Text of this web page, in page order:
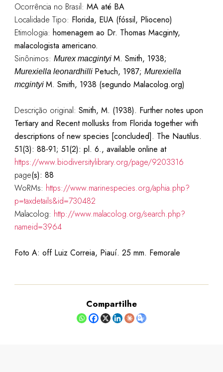
Ocorrência no Brasil: MA até BA
Localidade Tipo: Florida, EUA (fóssil, Plioceno)
Etimologia: homenagem ao Dr. Thomas Macginty,
malacologista americano.
Sinônimos: Murex macgintyi M. Smith, 1938;
Murexiella leonardhilli Petuch, 1987; Murexiella
mcgintyi M. Smith, 1938 (segundo Malacolog.org)
Descrição original: Smith, M. (1938). Further notes upon
Tertiary and Recent mollusks from Florida together with
descriptions of new species [concluded]. The Nautilus.
51(3): 88-91; 51(2): pl. 6., available online at
https://www.biodiversitylibrary.org/page/9203316
page(s): 88
WoRMs: https://www.marinespecies.org/aphia.php?
p=taxdetails&id=730482
Malacolog: http://www.malacolog.org/search.php?
nameid=3964
Foto A: off Luiz Correia, Piauí. 25 mm. Femorale
Compartilhe